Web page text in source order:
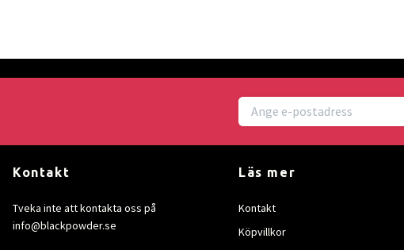
Kontakt
Tveka inte att kontakta oss på
info@blackpowder.se
Läs mer
Kontakt
Köpvillkor